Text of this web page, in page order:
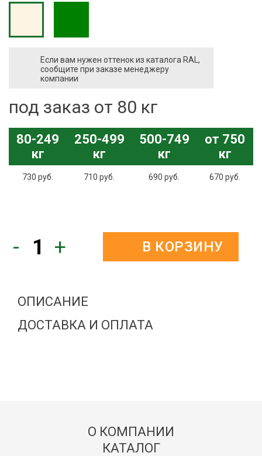
Если вам нужен оттенок из каталога RAL,
сообщите при заказе менеджеру
компании
под заказ от 80 кг
80-249
кг
250-499
кг
500-749
кг
от 750
кг
730 руб. 710 руб. 690 руб. 670 руб.
- + В КОРЗИНУ
ОПИСАНИЕ
ДОСТАВКА И ОПЛАТА
О КОМПАНИИ
КАТАЛОГ